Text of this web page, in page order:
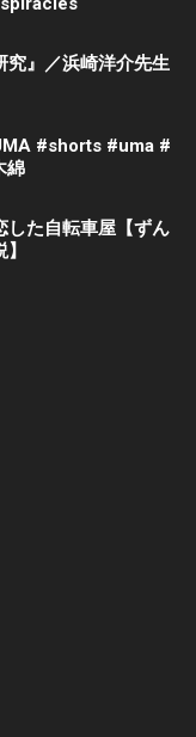
究』／浜崎洋介先生
#shorts #uma #
綿
した自転車屋【ずん